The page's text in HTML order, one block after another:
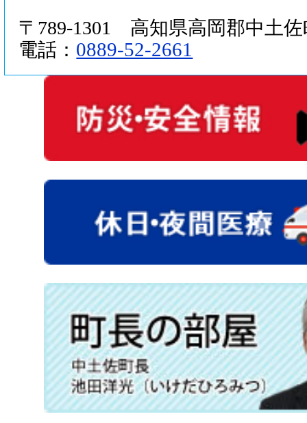
〒789-1301 高知県高岡郡中土佐
電話： 0889-52-2661